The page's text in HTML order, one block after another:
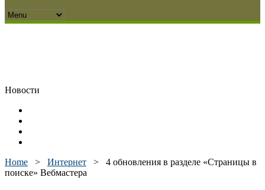
Новости
Home > Интернет > 4 обновления в разделе «Страницы в
поиске» Вебмастера